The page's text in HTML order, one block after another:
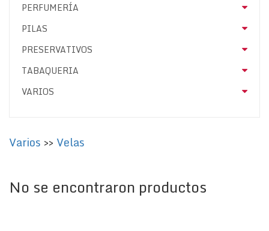
PERFUMERÍA
PILAS
PRESERVATIVOS
TABAQUERIA
VARIOS
Varios >> Velas
No se encontraron productos